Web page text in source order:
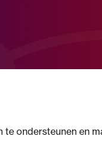
ondersteunen en